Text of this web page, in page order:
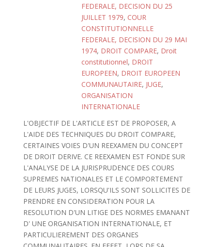
FEDERALE, DECISION DU 25
JUILLET 1979, COUR
CONSTITUTIONNELLE
FEDERALE, DECISION DU 29 MAI
1974, DROIT COMPARE, Droit
constitutionnel, DROIT
EUROPEEN, DROIT EUROPEEN
COMMUNAUTAIRE, JUGE,
ORGANISATION
INTERNATIONALE
L'OBJECTIF DE L'ARTICLE EST DE PROPOSER, A
L'AIDE DES TECHNIQUES DU DROIT COMPARE,
CERTAINES VOIES D'UN REEXAMEN DU CONCEPT
DE DROIT DERIVE. CE REEXAMEN EST FONDE SUR
L'ANALYSE DE LA JURISPRUDENCE DES COURS
SUPREMES NATIONALES ET LE COMPORTEMENT
DE LEURS JUGES, LORSQU'ILS SONT SOLLICITES DE
PRENDRE EN CONSIDERATION POUR LA
RESOLUTION D'UN LITIGE DES NORMES EMANANT
D' UNE ORGANISATION INTERNATIONALE, ET
PARTICULIEREMENT DES ORGANES